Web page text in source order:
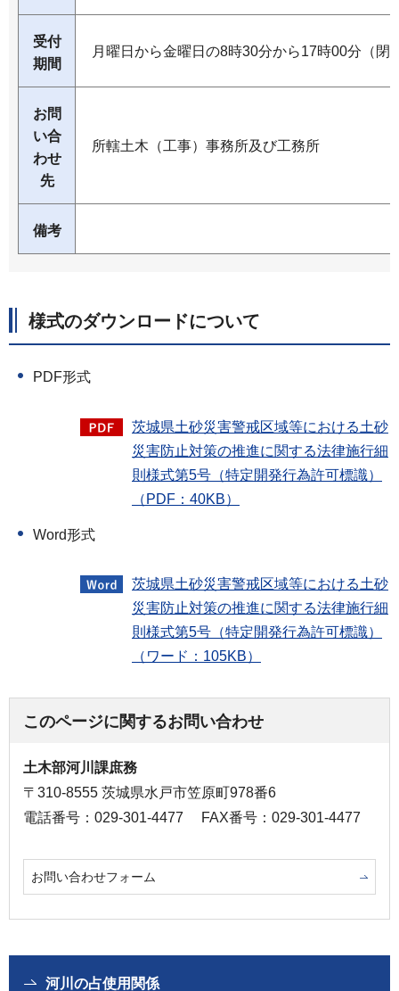
受付
期間
月曜日から金曜日の8時30分から17時00分（閉
お問
い合
わせ
先
所轄土木（工事）事務所及び工務所
備考
様式のダウンロードについて
PDF形式
茨城県土砂災害警戒区域等における土砂
災害防止対策の推進に関する法律施行細
則様式第5号（特定開発行為許可標識）
（PDF：40KB）
Word形式
茨城県土砂災害警戒区域等における土砂
災害防止対策の推進に関する法律施行細
則様式第5号（特定開発行為許可標識）
（ワード：105KB）
このページに関するお問い合わせ
土木部河川課庶務
〒310-8555 茨城県水戸市笠原町978番6
電話番号：029-301-4477
FAX番号：029-301-4477
お問い合わせフォーム
河川の占使用関係